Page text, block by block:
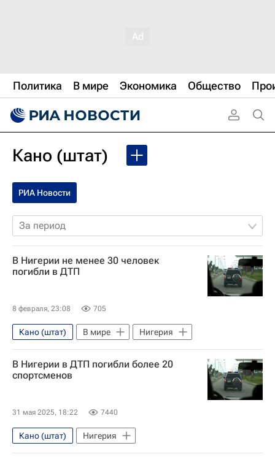
Политика В мире Экономика Общество
Кано (штат)
РИА Новости
За период
В Нигерии не менее 30 человек
погибли в ДТП
8 февраля, 23:08 705
Кано (штат) В мире Нигерия
В Нигерии в ДТП погибли более 20
спортсменов
31 мая 2025, 18:22 7440
Кано (штат) Нигерия